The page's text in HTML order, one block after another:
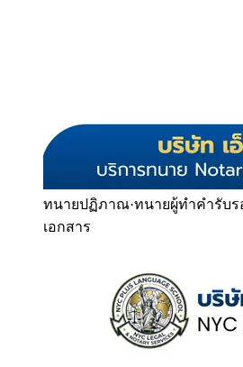
ทนายปฏิภาณ·ทนายผู้ทำคำรับ
เอกสาร